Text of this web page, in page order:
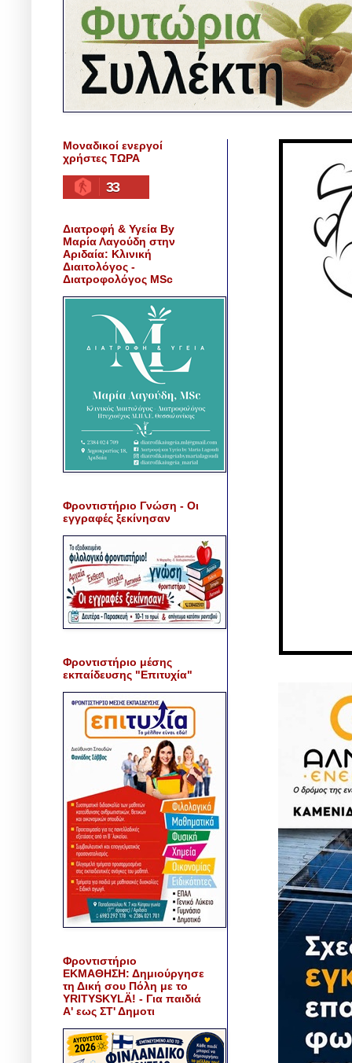
Μοναδικοί ενεργοί
χρήστες ΤΩΡΑ
33
Διατροφή & Υγεία By
Μαρία Λαγούδη στην
Αριδαία: Κλινική
Διαιτολόγος -
Διατροφολόγος MSc
Φροντιστήριο Γνώση - Οι
εγγραφές ξεκίνησαν
Φροντιστήριο μέσης
εκπαίδευσης "Επιτυχία"
Φροντιστήριο
ΕΚΜΑΘΗΣΗ: Δημιούργησε
τη Δική σου Πόλη με το
YRITYSKYLÄ! - Για παιδιά
Α' εως ΣΤ' Δημοτι